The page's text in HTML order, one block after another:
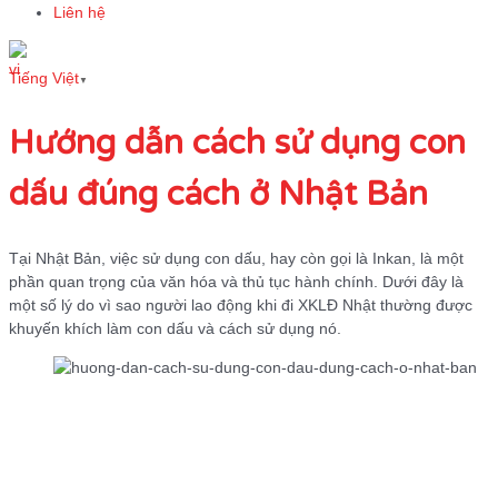
Liên hệ
Tiếng Việt ▼
Hướng dẫn cách sử dụng con
dấu đúng cách ở Nhật Bản
Tại Nhật Bản, việc sử dụng con dấu, hay còn gọi là Inkan, là một
phần quan trọng của văn hóa và thủ tục hành chính. Dưới đây là
một số lý do vì sao người lao động khi đi XKLĐ Nhật thường được
khuyến khích làm con dấu và cách sử dụng nó.